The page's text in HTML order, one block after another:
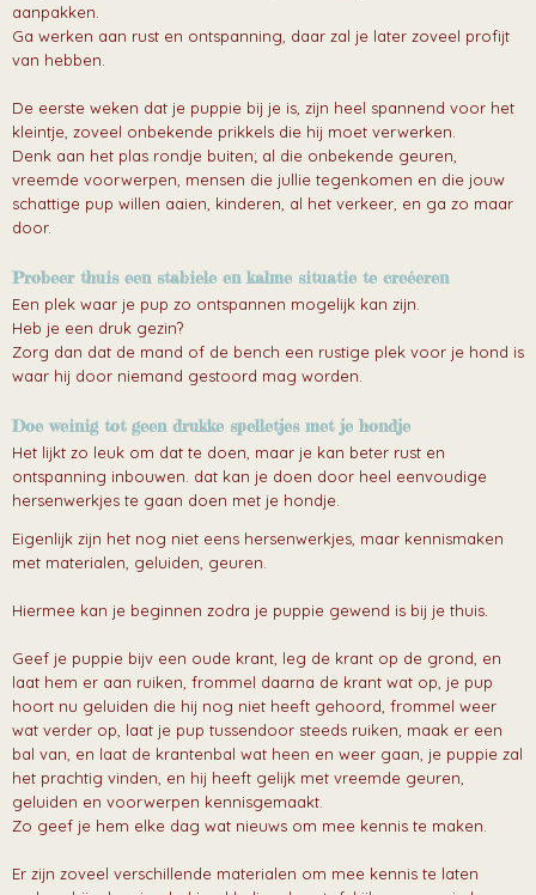
aanpakken.
Ga werken aan rust en ontspanning, daar zal je later zoveel profijt
van hebben.
De eerste weken dat je puppie bij je is, zijn heel spannend voor het
kleintje, zoveel onbekende prikkels die hij moet verwerken.
Denk aan het plas rondje buiten; al die onbekende geuren,
vreemde voorwerpen, mensen die jullie tegenkomen en die jouw
schattige pup willen aaien, kinderen, al het verkeer, en ga zo maar
door.
Probeer thuis een stabiele en kalme situatie te creéeren
Een plek waar je pup zo ontspannen mogelijk kan zijn.
Heb je een druk gezin?
Zorg dan dat de mand of de bench een rustige plek voor je hond is
waar hij door niemand gestoord mag worden.
Doe weinig tot geen drukke spelletjes met je hondje
Het lijkt zo leuk om dat te doen, maar je kan beter rust en
ontspanning inbouwen. dat kan je doen door heel eenvoudige
hersenwerkjes te gaan doen met je hondje.
Eigenlijk zijn het nog niet eens hersenwerkjes, maar kennismaken
met materialen, geluiden, geuren.
Hiermee kan je beginnen zodra je puppie gewend is bij je thuis.
Geef je puppie bijv een oude krant, leg de krant op de grond, en
laat hem er aan ruiken, frommel daarna de krant wat op, je pup
hoort nu geluiden die hij nog niet heeft gehoord, frommel weer
wat verder op, laat je pup tussendoor steeds ruiken, maak er een
bal van, en laat de krantenbal wat heen en weer gaan, je puppie zal
het prachtig vinden, en hij heeft gelijk met vreemde geuren,
geluiden en voorwerpen kennisgemaakt.
Zo geef je hem elke dag wat nieuws om mee kennis te maken.
Er zijn zoveel verschillende materialen om mee kennis te laten